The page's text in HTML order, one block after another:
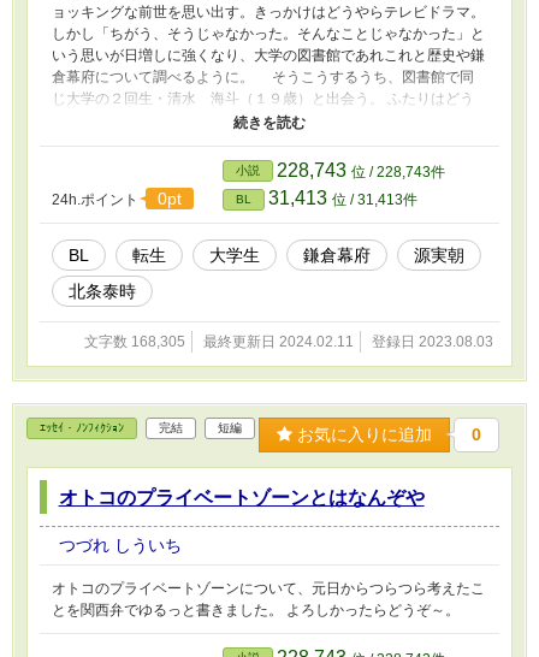
ョッキングな前世を思い出す。きっかけはどうやらテレビドラマ。
しかし「ちがう、そうじゃなかった。そんなことじゃなかった」と
いう思いが日増しに強くなり、大学の図書館であれこれと歴史や鎌
倉幕府について調べるように。 そうこうするうち、図書館で同
じ大学の２回生・清水 海斗（１９歳）と出会う。 ふたりはどう
やら前世でかなりの因縁があった間柄だったようで。本来ならけっ
して出会うはずのない二人だったが……。 ※歴史上、実在の人物
の名前が出てきますが、本作はあくまでもフィクションです。 ※
カクヨム、小説家になろうにて同時連載。
24h.ポイント
0pt
小説 228,743 位 / 228,743件
BL 31,413 位 / 31,413件
BL 転生 大学生 鎌倉幕府
源実朝
北条泰時
文字数 168,305 最終更新日 2024.02.11 登録日 2023.08.03
ｴｯｾｲ・ﾉﾝﾌｨｸｼｮﾝ 完結 短編 お気に入りに追加 0
オトコのプライベートゾーンとはなんぞや
つづれ しういち
オトコのプライベートゾーンについて、元日からつらつら考えたこ
とを関西弁でゆるっと書きました。 よろしかったらどうぞ～。